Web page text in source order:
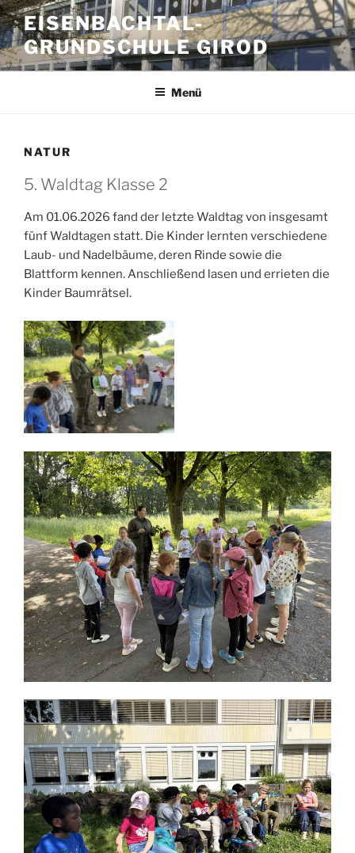
Zum
Inhalt
springen
EISENBACHTAL-
GRUNDSCHULE GIROD
Menü
NATUR
5. Waldtag Klasse 2
Am 01.06.2026 fand der letzte Waldtag von insgesamt
fünf Waldtagen statt. Die Kinder lernten verschiedene
Laub- und Nadelbäume, deren Rinde sowie die
Blattform kennen. Anschließend lasen und errieten die
Kinder Baumrätsel.